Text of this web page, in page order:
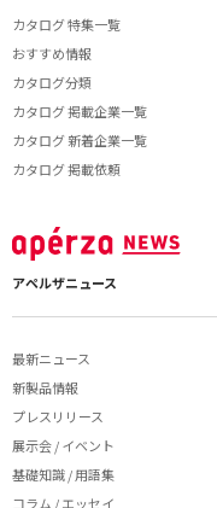
カタログ 特集一覧
おすすめ情報
カタログ分類
カタログ 掲載企業一覧
カタログ 新着企業一覧
カタログ 掲載依頼
アペルザニュース
最新ニュース
新製品情報
プレスリリース
展示会 / イベント
基礎知識 / 用語集
コラム / エッセイ